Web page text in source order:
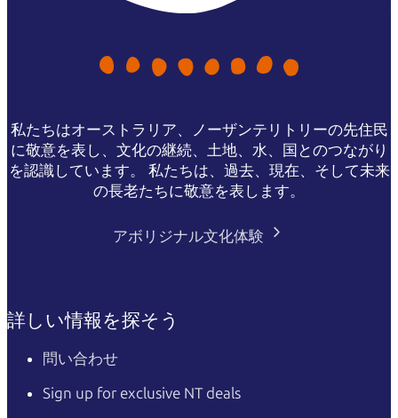
$25
2 adults and 2 or more children
$100
Valid for senior, veteran, or
pension cards
$30 $19
NT Resident
Proof of residency required
Free
私たちはオーストラリア、ノーザンテリトリーの先住民
に敬意を表し、文化の継続、土地、水、国とのつながり
を認識しています。 私たちは、過去、現在、そして未来
の長老たちに敬意を表します。
アボリジナル文化体験
詳しい情報を探そう
問い合わせ
Sign up for exclusive NT deals